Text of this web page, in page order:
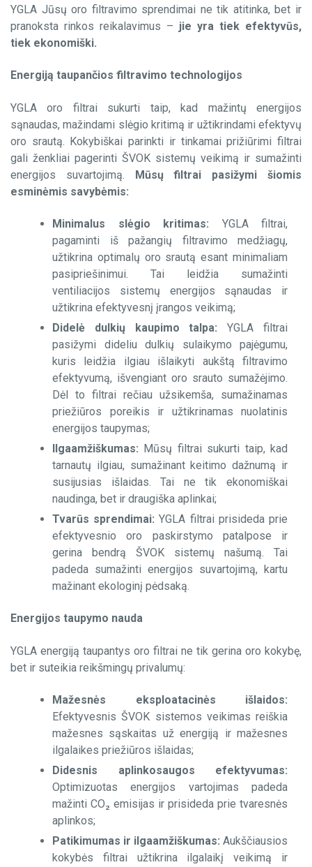
Paneliniai filtrai
-Z line Cardboard
Aktyvuotos anglies filtrai
-Kompaktiniai
-V tipo – 3V / 4V
-Cilindriniai
HEPA filtravimo sistemos
-Difuzoriai
Vieliniai filtrai
Riebaliniai filtrai
Filtrinės medžiagos
YGLA Jūsų oro filtravimo sprendimai ne tik atitinka, bet ir
pranoksta rinkos reikalavimus – jie yra tiek efektyvūs,
tiek ekonomiški.
Energiją taupančios filtravimo technologijos
YGLA oro filtrai sukurti taip, kad mažintų energijos
sąnaudas, mažindami slėgio kritimą ir užtikrindami efektyvų
oro srautą. Kokybiškai parinkti ir tinkamai prižiūrimi filtrai
gali ženkliai pagerinti ŠVOK sistemų veikimą ir sumažinti
energijos suvartojimą. Mūsų filtrai pasižymi šiomis
esminėmis savybėmis:
Minimalus slėgio kritimas: YGLA filtrai,
pagaminti iš pažangių filtravimo medžiagų,
užtikrina optimalų oro srautą esant minimaliam
pasipriešinimui. Tai leidžia sumažinti
ventiliacijos sistemų energijos sąnaudas ir
užtikrina efektyvesnį įrangos veikimą;
Didelė dulkių kaupimo talpa: YGLA filtrai
pasižymi dideliu dulkių sulaikymo pajėgumu,
kuris leidžia ilgiau išlaikyti aukštą filtravimo
efektyvumą, išvengiant oro srauto sumažėjimo.
Dėl to filtrai rečiau užsikemša, sumažinamas
priežiūros poreikis ir užtikrinamas nuolatinis
energijos taupymas;
Ilgaamžiškumas: Mūsų filtrai sukurti taip, kad
tarnautų ilgiau, sumažinant keitimo dažnumą ir
susijusias išlaidas. Tai ne tik ekonomiškai
naudinga, bet ir draugiška aplinkai;
Tvarūs sprendimai: YGLA filtrai prisideda prie
efektyvesnio oro paskirstymo patalpose ir
gerina bendrą ŠVOK sistemų našumą. Tai
padeda sumažinti energijos suvartojimą, kartu
mažinant ekologinį pėdsaką.
Energijos taupymo nauda
YGLA energiją taupantys oro filtrai ne tik gerina oro kokybę,
bet ir suteikia reikšmingų privalumų:
Mažesnės eksploatacinės išlaidos:
Efektyvesnis ŠVOK sistemos veikimas reiškia
mažesnes sąskaitas už energiją ir mažesnes
ilgalaikes priežiūros išlaidas;
Didesnis aplinkosaugos efektyvumas:
Optimizuotas energijos vartojimas padeda
mažinti CO₂ emisijas ir prisideda prie tvaresnės
aplinkos;
Patikimumas ir ilgaamžiškumas: Aukščiausios
kokybės filtrai užtikrina ilgalaikį veikimą ir